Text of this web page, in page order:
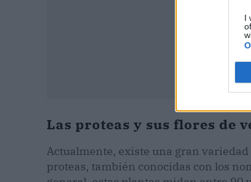
I
Las proteas y sus flores de
Actualmente, existe una gran
proteas, también conocidas con los